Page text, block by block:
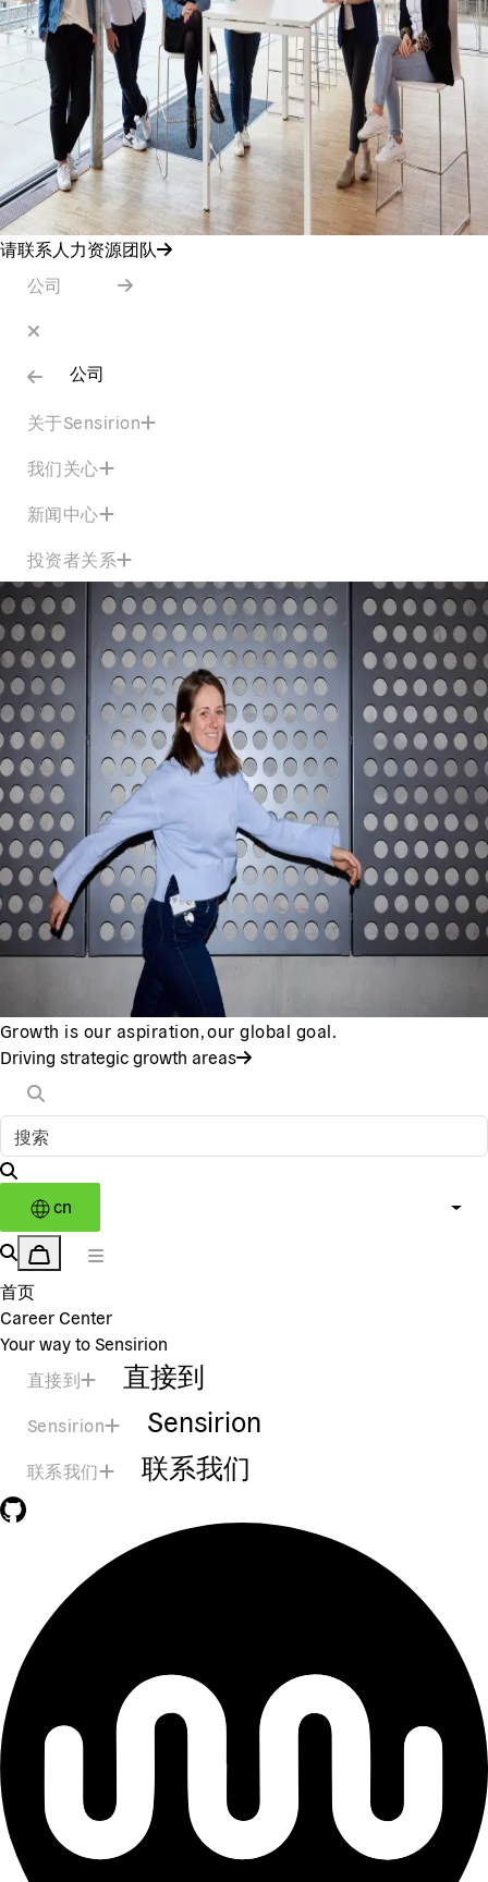
请联系人力资源团队
公司
公司
关于Sensirion
我们关心
新闻中心
投资者关系
Growth is our aspiration, our global goal.
Driving strategic growth areas
cn
首页
Career Center
Your way to Sensirion
直接到
直接到
Sensirion Sensirion
联系我们 联系我们